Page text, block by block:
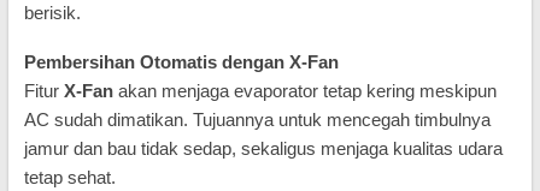
berisik.
Pembersihan Otomatis dengan X-Fan
Fitur X-Fanakan menjaga evaporator tetap kering meskipun
AC sudah dimatikan. Tujuannya untuk mencegah timbulnya
jamur dan bau tidak sedap, sekaligus menjaga kualitas udara
tetap sehat.